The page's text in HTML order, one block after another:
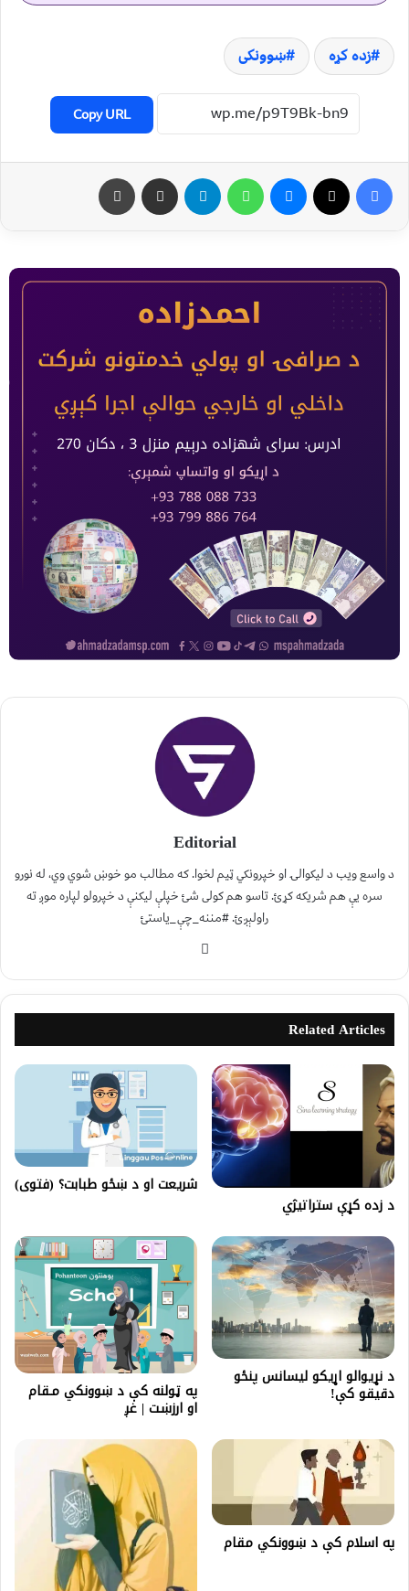
زده کړه ښوونکی
Copy URL
Editorial
د واسع ویب د لیکوالۍ او خپرونکي ټیم لخوا. که مطالب مو خوښ شوي وي، له نورو
سره یې هم شریکه کړئ. تاسو هم کولی شئ خپلې لیکنې د خپرولو لپاره موږ ته
راولېږئ. #مننه_چې_یاستئ
Related Articles
د زده کړې ستراتیژي
شریعت او د ښځو طبابت؟ (فتوى)
د نړیوالو اړیکو لیسانس پنځو
دقیقو کې! په ټولنه کې د ښوونکي مـقام
او ارزښـت | غږ
په اسلام كې د ښوونكي مقام